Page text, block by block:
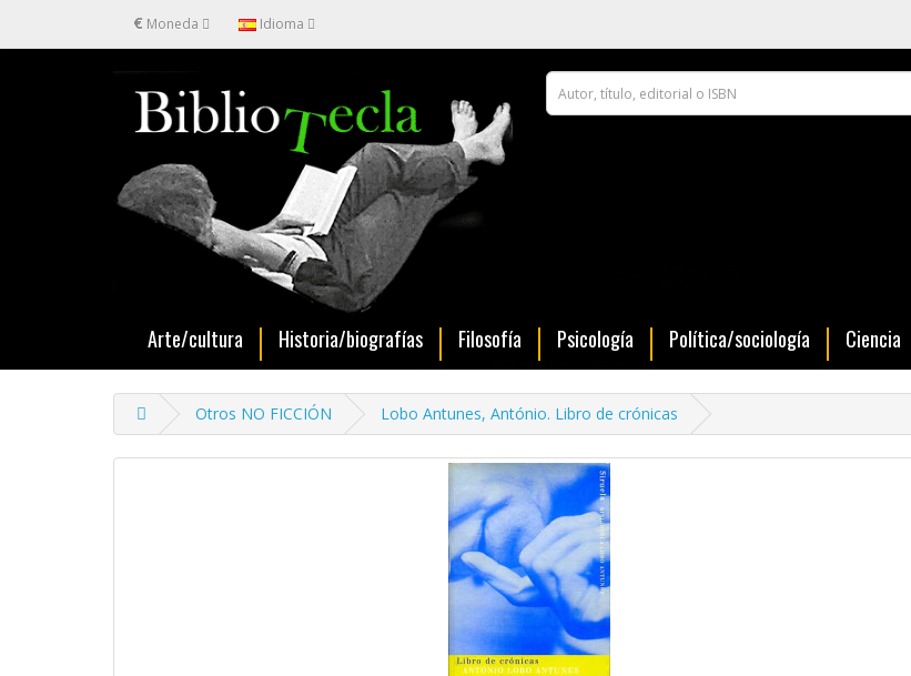
€ Moneda Idioma
Arte/cultura Historia/biografías Filosofía Psicología Política/sociología Ciencia
Otros NO FICCIÓN Lobo Antunes, António. Libro de crónicas